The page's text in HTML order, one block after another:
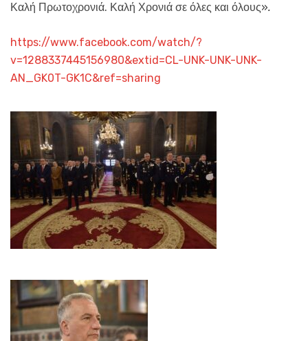
Καλή Πρωτοχρονιά. Καλή Χρονιά σε όλες και όλους».
https://www.facebook.com/watch/?
v=1288337445156980&extid=CL-UNK-UNK-UNK-
AN_GK0T-GK1C&ref=sharing